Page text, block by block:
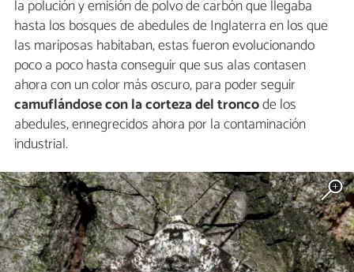
la polución y emisión de polvo de carbón que llegaba
hasta los bosques de abedules de Inglaterra en los que
las mariposas habitaban, estas fueron evolucionando
poco a poco hasta conseguir que sus alas contasen
ahora con un color más oscuro, para poder seguir
camuflándose con la corteza del troncode los
abedules, ennegrecidos ahora por la contaminación
industrial.